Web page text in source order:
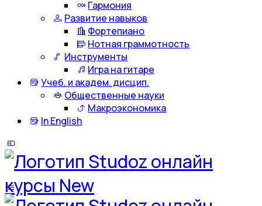
Гармония
Развитие навыков
Фортепиано
Нотная граммотность
Инструменты
Игра на гитаре
Учеб. и академ. дисцип.
Общественные науки
Макроэкономика
In English